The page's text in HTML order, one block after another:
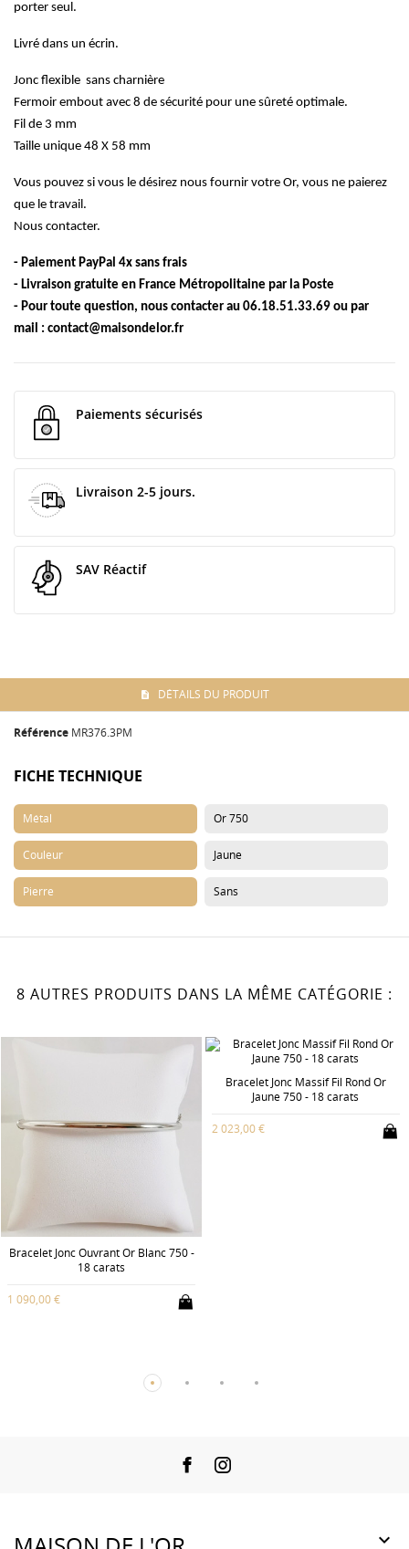
porter seul.
Livré dans un écrin.
Jonc flexible sans charnière
Fermoir embout avec 8 de sécurité pour une sûreté optimale.
Fil de 3 mm
Taille unique 48 X 58 mm
Vous pouvez si vous le désirez nous fournir votre Or, vous ne paierez
que le travail.
Nous contacter.
- Paiement PayPal 4x sans frais
- Livraison gratuite en France Métropolitaine par la Poste
- Pour toute question, nous contacter au 06.18.51.33.69 ou par
mail : contact@maisondelor.fr
Paiements sécurisés
Livraison 2-5 jours.
SAV Réactif
DÉTAILS DU PRODUIT
Référence MR376.3PM
FICHE TECHNIQUE
Métal Or 750
Couleur Jaune
Pierre Sans
8 AUTRES PRODUITS DANS LA MÊME CATÉGORIE :
Bracelet Jonc Ouvrant Or Blanc 750 -
18 carats
1 090,00 €
Bracelet Jonc Massif Fil Rond Or
Jaune 750 - 18 carats
2 023,00 €
FacebookInstagram
